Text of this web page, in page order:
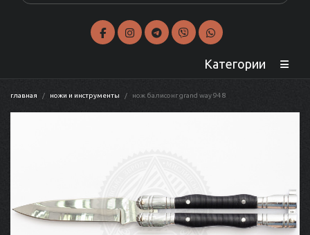
Категории
главная ножи и инструменты нож балисонг grand way 948